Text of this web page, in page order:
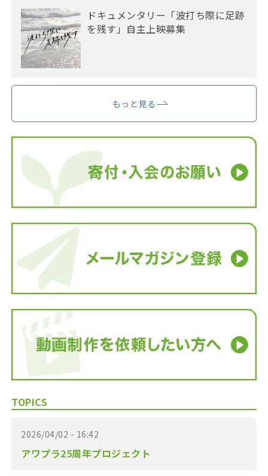
ドキュメンタリー「波打ち際に足跡
を残す」自主上映募集
もっと見る
TOPICS
2026/04/02 - 16:42
アワプラ25周年プロジェクト